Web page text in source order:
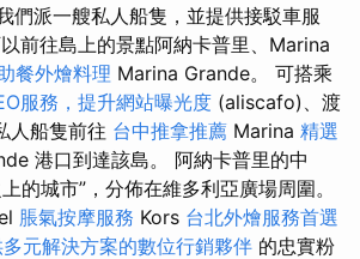
們派一艘私人船隻，並提供接駁車服
前往島上的景點阿納卡普里、Marina
餐外燴料理 Marina Grande。 可搭乘
服務，提升網站曝光度 (aliscafo)、渡
船隻前往 台中推拿推薦 Marina 精選
港口到達該島。 阿納卡普里的中
的城市”，分佈在維多利亞廣場周圍。
脹氣按摩服務 Kors 台北外燴服務首選
元解決方案的數位行銷夥伴 的忠實粉